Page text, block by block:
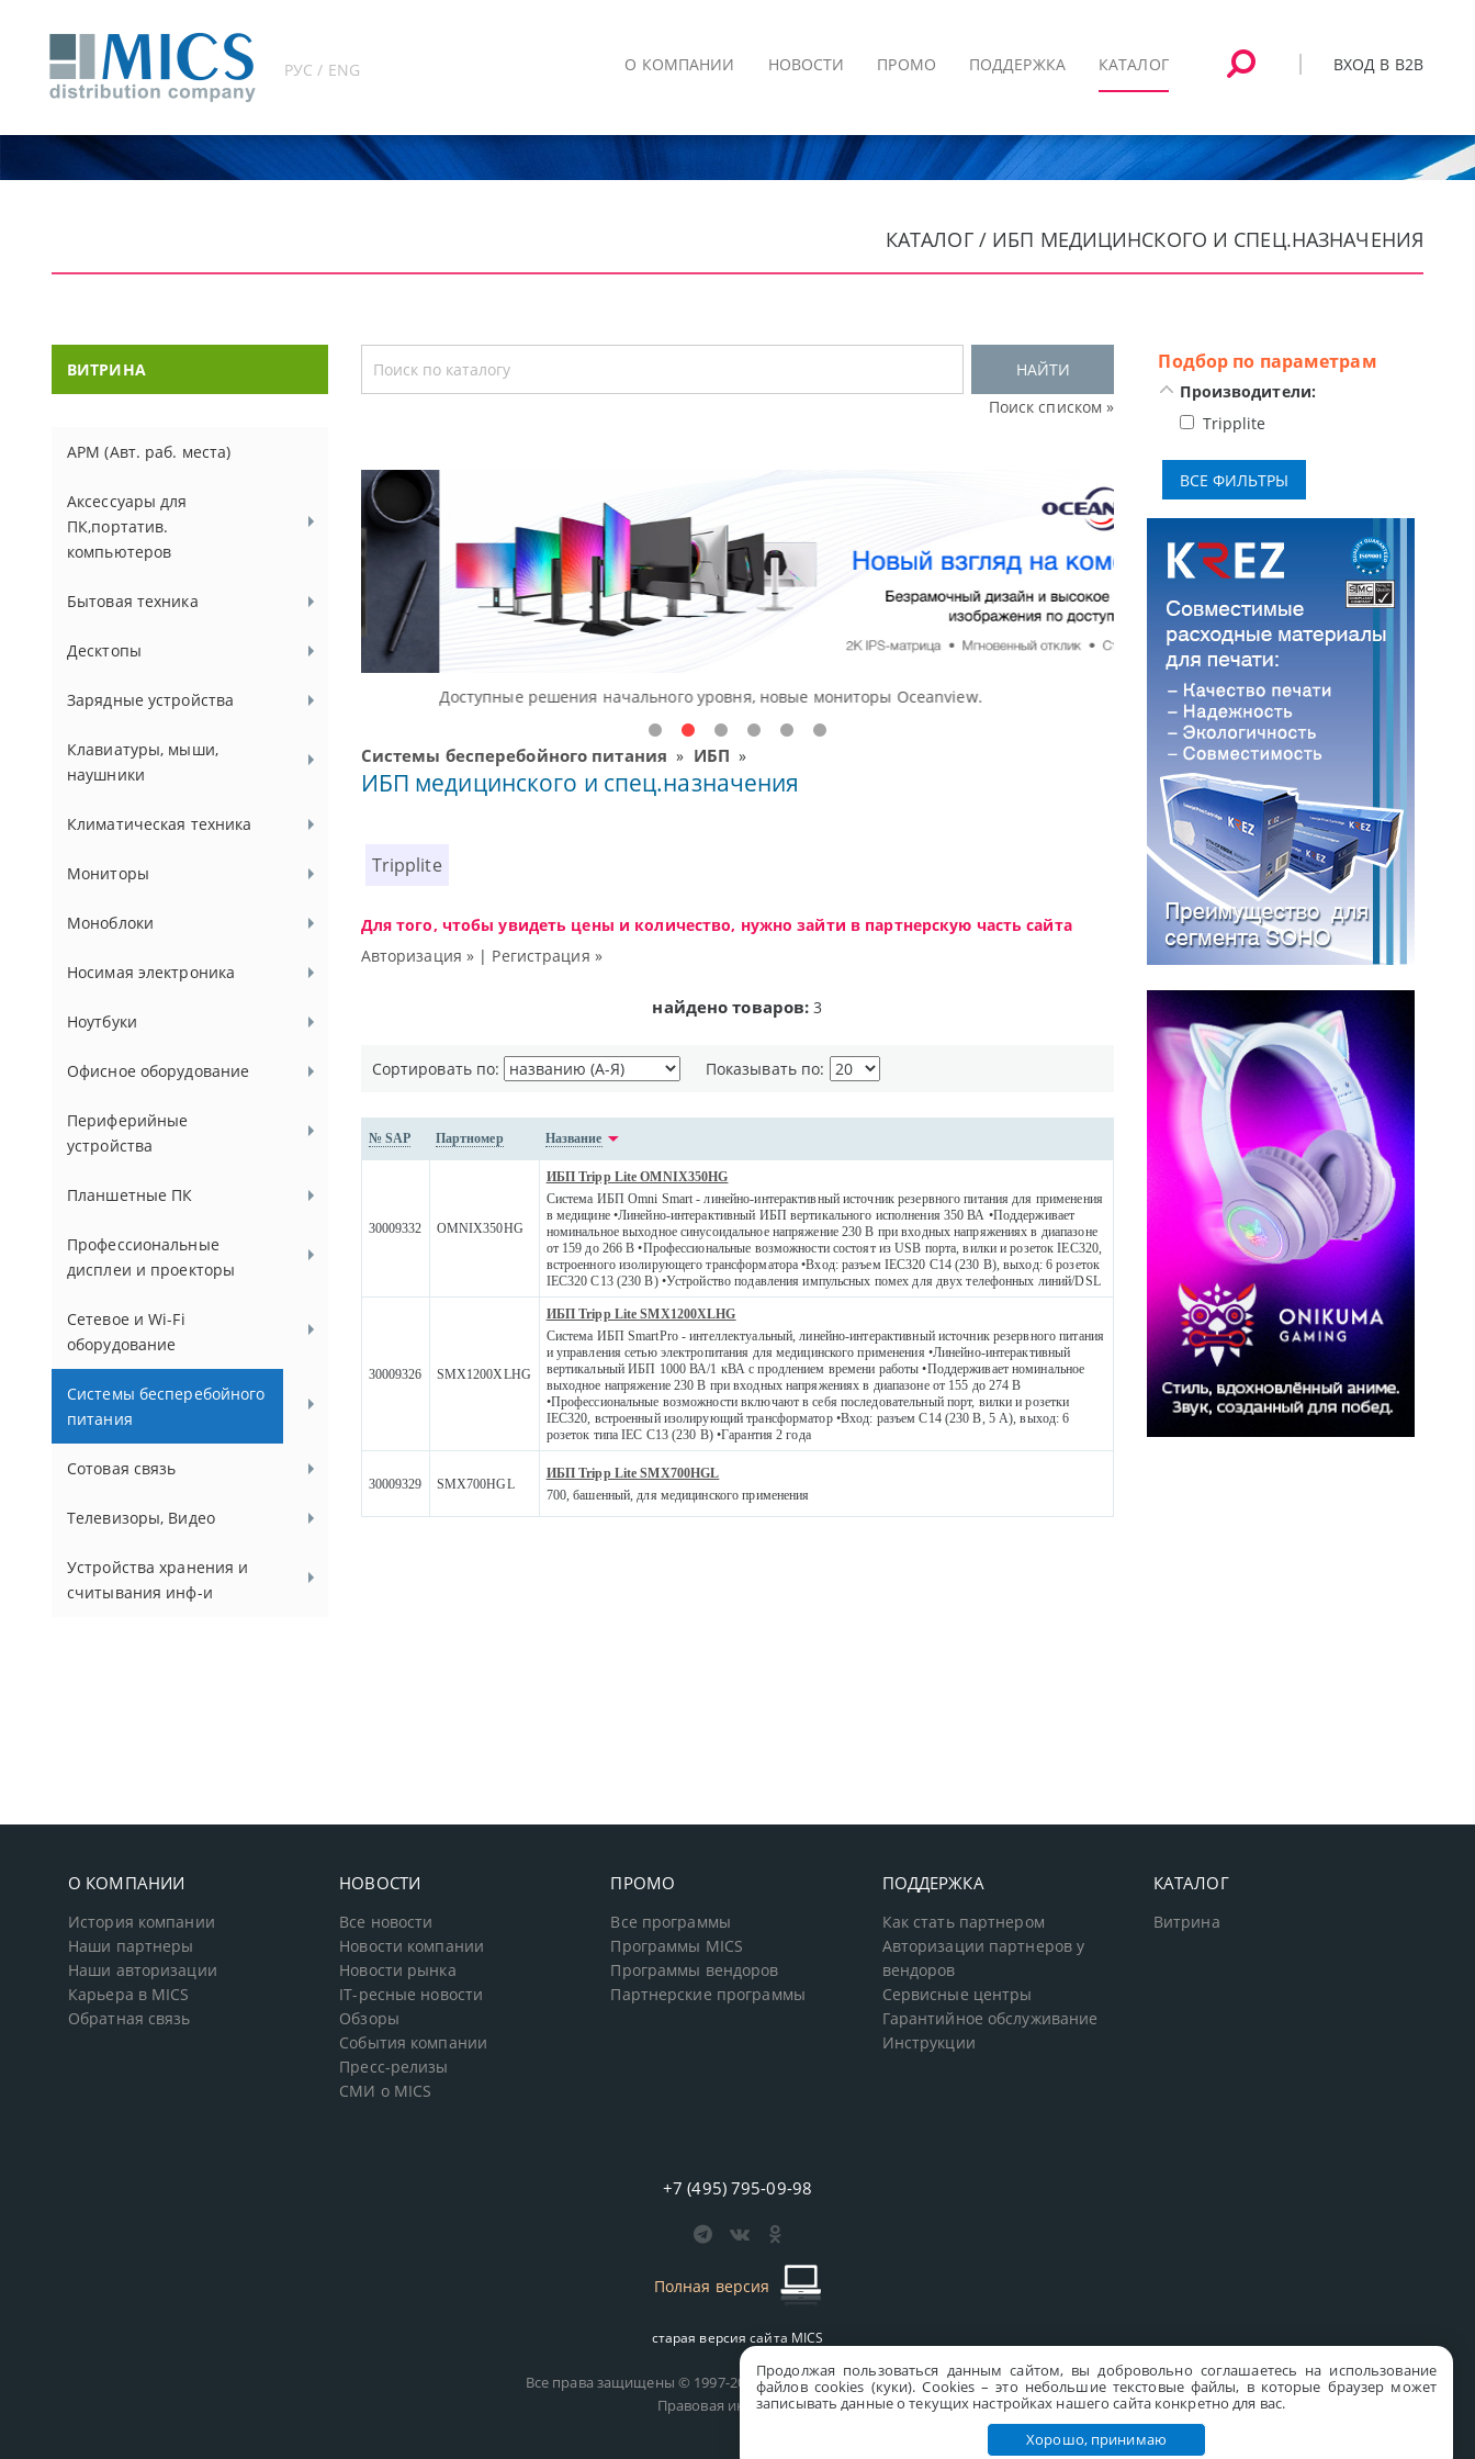
Продолжая пользоваться данным сайтом, вы добровольно соглашаетесь на использование
файлов cookies (куки). Сookies – это небольшие текстовые файлы, в которые браузер может
записывать данные о текущих настройках нашего сайта конкретно для вас.
Хорошо, принимаю
РУС / ENG ВХОД В B2B
О КОМПАНИИ НОВОСТИ ПРОМО ПОДДЕРЖКА КАТАЛОГ
КАТАЛОГ / ИБП МЕДИЦИНСКОГО И СПЕЦ.НАЗНАЧЕНИЯ
ВИТРИНА
АРМ (Авт. раб. места)
Аксессуары для
ПК,портатив.
компьютеров
Бытовая техника
Десктопы
Зарядные устройства
Клавиатуры, мыши,
наушники
Климатическая техника
Мониторы
Моноблоки
Носимая электроника
Ноутбуки
Офисное оборудование
Периферийные
устройства
Планшетные ПК
Профессиональные
дисплеи и проекторы
Сетевое и Wi-Fi
оборудование
Системы бесперебойного
питания
Сотовая связь
Телевизоры, Видео
Устройства хранения и
считывания инф-и
НАЙТИ
Поиск списком »
Доступные решения начального уровня, новые мониторы Oceanview. Высокотехнологичная игровая периферия
Системы бесперебойного питания » ИБП »
ИБП медицинского и спец.назначения
Tripplite
Для того, чтобы увидеть цены и количество, нужно зайти в партнерскую часть сайта
Авторизация » | Регистрация »
найдено товаров: 3
Сортировать по: Показывать по:
№ SAP Партномер Название
30009332 OMNIX350HG
ИБП Tripp Lite OMNIX350HG
Система ИБП Omni Smart - линейно-интерактивный источник резервного питания для применения
в медицине •Линейно-интерактивный ИБП вертикального исполнения 350 ВА •Поддерживает
номинальное выходное синусоидальное напряжение 230 В при входных напряжениях в диапазоне
от 159 до 266 В •Профессиональные возможности состоят из USB порта, вилки и розеток IEC320,
встроенного изолирующего трансформатора •Вход: разъем IEC320 C14 (230 В), выход: 6 розеток
IEC320 C13 (230 В) •Устройство подавления импульсных помех для двух телефонных линий/DSL
30009326 SMX1200XLHG
ИБП Tripp Lite SMX1200XLHG
Система ИБП SmartPro - интеллектуальный, линейно-интерактивный источник резервного питания
и управления сетью электропитания для медицинского применения •Линейно-интерактивный
вертикальный ИБП 1000 ВА/1 кВА с продлением времени работы •Поддерживает номинальное
выходное напряжение 230 В при входных напряжениях в диапазоне от 155 до 274 В
•Профессиональные возможности включают в себя последовательный порт, вилки и розетки
IEC320, встроенный изолирующий трансформатор •Вход: разъем C14 (230 В, 5 А), выход: 6
розеток типа IEC C13 (230 В) •Гарантия 2 года
30009329 SMX700HGL
ИБП Tripp Lite SMX700HGL
700, башенный, для медицинского применения
Подбор по параметрам
Производители:
Tripplite
О КОМПАНИИ
История компании
Наши партнеры
Наши авторизации
Карьера в MICS
Обратная связь
НОВОСТИ
Все новости
Новости компании
Новости рынка
IT-ресные новости
Обзоры
События компании
Пресс-релизы
СМИ о MICS
ПРОМО
Все программы
Программы MICS
Программы вендоров
Партнерские программы
ПОДДЕРЖКА
Как стать партнером
Авторизации партнеров у
вендоров
Сервисные центры
Гарантийное обслуживание
Инструкции
КАТАЛОГ
Витрина
+7 (495) 795-09-98
Полная версия
старая версия сайта MICS
Все права защищены © 1997-2026 MICS Distribution Company
Правовая информация